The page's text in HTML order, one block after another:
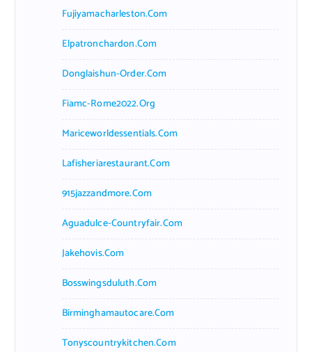
Fujiyamacharleston.com
Elpatronchardon.com
Donglaishun-Order.com
Fiamc-Rome2022.org
Mariceworldessentials.com
Lafisheriarestaurant.com
915jazzandmore.com
Aguadulce-Countryfair.com
Jakehovis.com
Bosswingsduluth.com
Birminghamautocare.com
Tonyscountrykitchen.com